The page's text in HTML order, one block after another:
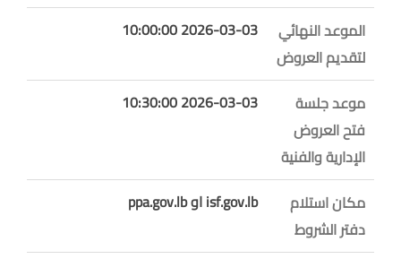
الموعد النهائي
لتقديم العروض
2026-03-03 10:00:00
موعد جلسة
فتح العروض
الإدارية والفنية
2026-03-03 10:30:00
مكان استلام
دفتر الشروط
isf.gov.lb او ppa.gov.lb